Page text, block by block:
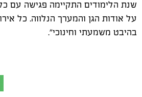
שנת הלימודים התקיימה פגישה עם
על אודות הגן והמערך הנלווה. כל
בהיבט משמעתי וחינוכי".